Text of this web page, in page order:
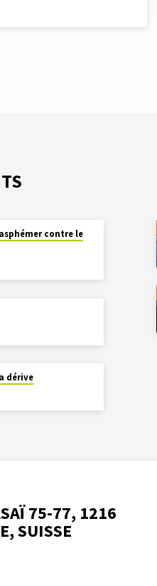
contre le
dérive
75-77, 1216
SUISSE